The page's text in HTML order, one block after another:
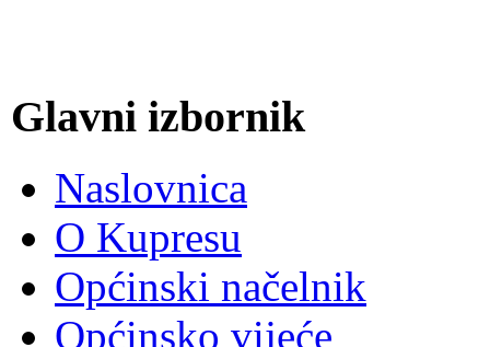
Glavni izbornik
Naslovnica
O Kupresu
Općinski načelnik
Općinsko vijeće